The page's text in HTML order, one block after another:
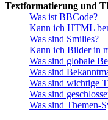
Textformatierung und
Was ist BBCode?
Kann ich HTML
Was sind Smilies?
Kann ich Bilder in
Was sind globale
Was sind
Was sind wichtige
Was sind
Was sind Themen-